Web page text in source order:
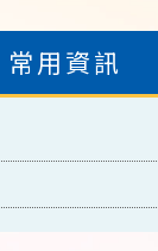
常用資訊